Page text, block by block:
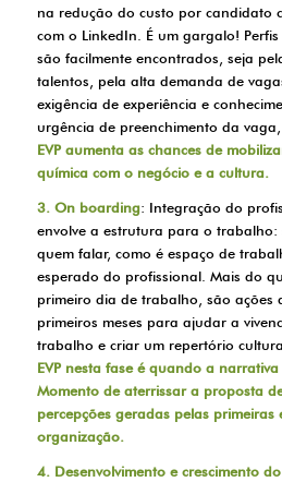
na redução do custo por candidato
com o LinkedIn. É um gargalo!
são facilmente encontrados, seja
talentos, pela alta demanda de
exigência de experiência e
urgência de preenchimento da
EVP aumenta as chances de
química com o negócio e a cultura.
3. On boarding: Integração do
envolve a estrutura para o trabalho:
quem falar, como é espaço de
esperado do profissional. Mais do
primeiro dia de trabalho, são ações
primeiros meses para ajudar a
trabalho e criar um repertório
EVP nesta fase é quando a
Momento de aterrissar a proposta
percepções geradas pelas primeiras
organização.
4. Desenvolvimento e crescimento